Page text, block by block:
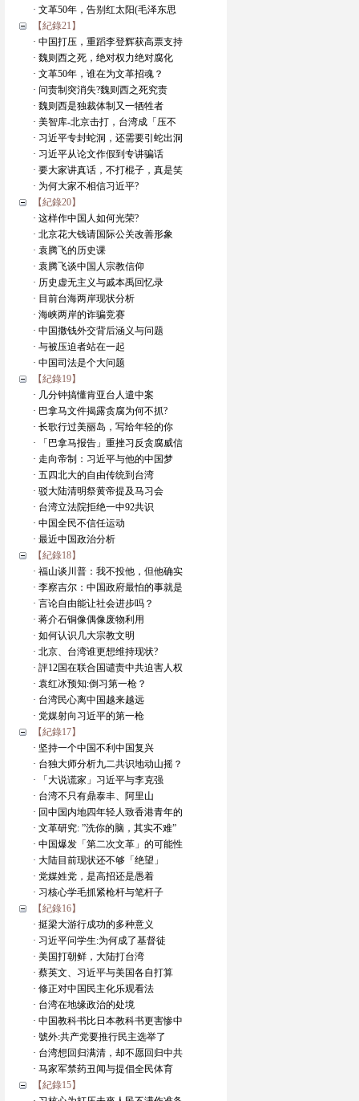
· 文革50年，告别红太阳(毛泽东思
【紀錄21】
· 中国打压，重蹈李登辉获高票支持
· 魏则西之死，绝对权力绝对腐化
· 文革50年，谁在为文革招魂？
· 问责制突消失?魏则西之死究责
· 魏则西是独裁体制又一牺牲者
· 美智库-北京击打，台湾成「压不
· 习近平专封蛇洞，还需要引蛇出洞
· 习近平从论文作假到专讲骗话
· 要大家讲真话，不打棍子，真是笑
· 为何大家不相信习近平?
【紀錄20】
· 这样作中国人如何光荣?
· 北京花大钱请国际公关改善形象
· 袁腾飞的历史课
· 袁腾飞谈中国人宗教信仰
· 历史虚无主义与戚本禹回忆录
· 目前台海两岸现状分析
· 海峡两岸的诈骗竞赛
· 中国撒钱外交背后涵义与问题
· 与被压迫者站在一起
· 中国司法是个大问题
【紀錄19】
· 几分钟搞懂肯亚台人遣中案
· 巴拿马文件揭露贪腐为何不抓?
· 长歌行过美丽岛，写给年轻的你
· 「巴拿马报告」重挫习反贪腐威信
· 走向帝制：习近平与他的中国梦
· 五四北大的自由传统到台湾
· 驳大陆清明祭黄帝提及马习会
· 台湾立法院拒绝一中92共识
· 中国全民不信任运动
· 最近中国政治分析
【紀錄18】
· 福山谈川普：我不投他，但他确实
· 李察吉尔：中国政府最怕的事就是
· 言论自由能让社会进步吗？
· 蒋介石铜像偶像废物利用
· 如何认识几大宗教文明
· 北京、台湾谁更想维持现状?
· 評12国在联合国谴责中共迫害人权
· 袁红冰预知:倒习第一枪？
· 台湾民心离中国越来越远
· 党媒射向习近平的第一枪
【紀錄17】
· 坚持一个中国不利中国复兴
· 台独大师分析九二共识地动山摇？
· 「大说谎家」习近平与李克强
· 台湾不只有鼎泰丰、阿里山
· 回中国内地四年轻人致香港青年的
· 文革研究: ”洗你的脑，其实不难”
· 中国爆发「第二次文革」的可能性
· 大陆目前现状还不够「绝望」
· 党媒姓党，是高招还是愚着
· 习核心学毛抓紧枪杆与笔杆子
【紀錄16】
· 挺梁大游行成功的多种意义
· 习近平问学生:为何成了基督徒
· 美国打朝鲜，大陆打台湾
· 蔡英文、习近平与美国各自打算
· 修正对中国民主化乐观看法
· 台湾在地缘政治的处境
· 中国教科书比日本教科书更害惨中
· 號外:共产党要推行民主选举了
· 台湾想回归满清，却不愿回归中共
· 马家军禁药丑闻与提倡全民体育
【紀錄15】